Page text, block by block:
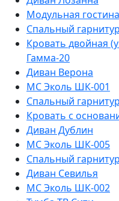
Модульная
Спальный
Кровать двойная
Гамма-20
Диван Верона
МС Эколь ШК-001
Спальный
Кровать с
Диван Дублин
МС Эколь ШК-005
Спальный
Диван Севилья
МС Эколь ШК-002